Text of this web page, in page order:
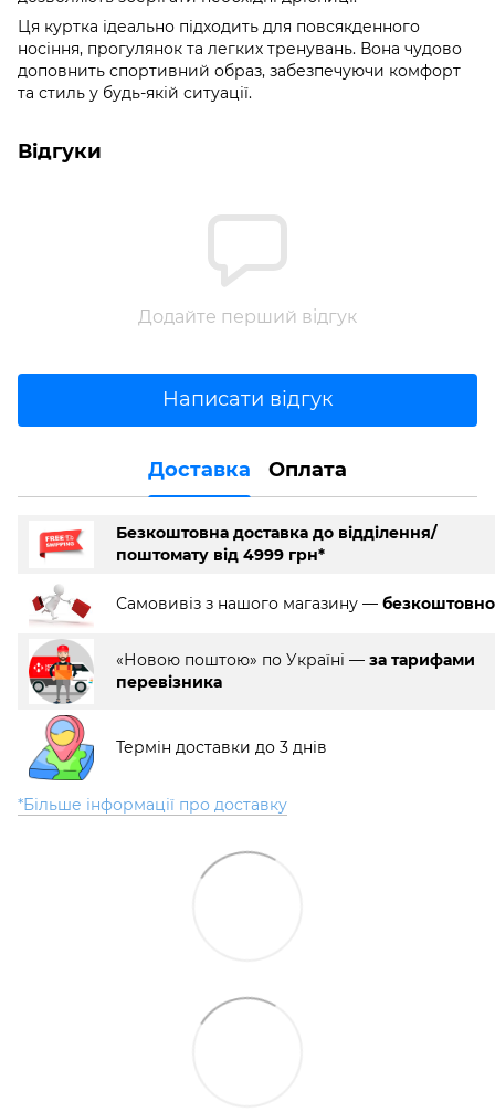
Ця куртка ідеально підходить для повсякденного
носіння, прогулянок та легких тренувань. Вона чудово
доповнить спортивний образ, забезпечуючи комфорт
та стиль у будь-якій ситуації.
Відгуки
Додайте перший відгук
Написати відгук
Доставка Оплата
Безкоштовна доставка до відділення/
поштомату від 4999 грн*
Самовивіз з нашого магазину — безкоштовно
«Новою поштою» по Україні — за тарифами
перевізника
Термін доставки до 3 днів
*Більше інформації про доставку